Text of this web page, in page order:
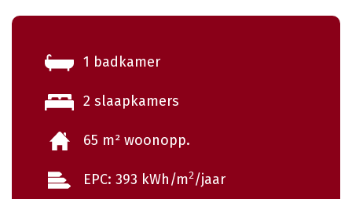
1 badkamer
2 slaapkamers
65 m² woonopp.
EPC: 393 kWh/m2/jaar